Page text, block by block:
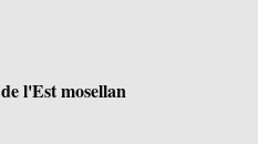
l'Est mosellan